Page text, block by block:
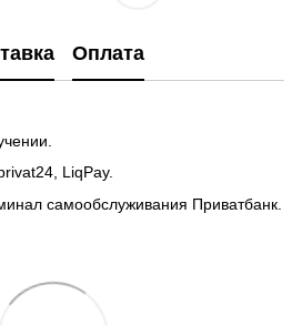
Оплата
LiqPay.
самообслуживания Приватбанк.